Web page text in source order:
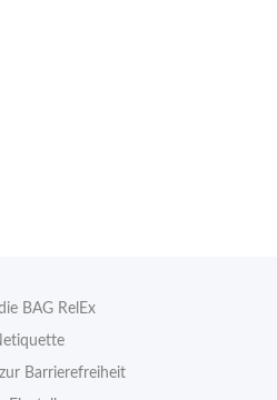
BAG RelEx
Barrierefreiheit